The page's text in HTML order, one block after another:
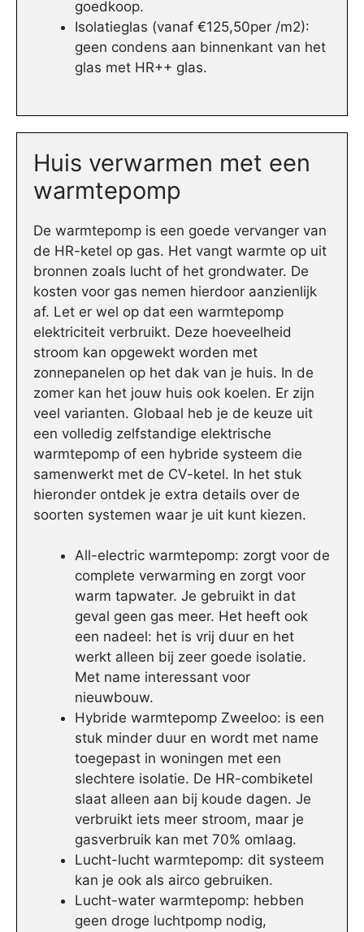
goedkoop.
Isolatieglas (vanaf €125,50per /m2):
geen condens aan binnenkant van het
glas met HR++ glas.
Huis verwarmen met een
warmtepomp
De warmtepomp is een goede vervanger van
de HR-ketel op gas. Het vangt warmte op uit
bronnen zoals lucht of het grondwater. De
kosten voor gas nemen hierdoor aanzienlijk
af. Let er wel op dat een warmtepomp
elektriciteit verbruikt. Deze hoeveelheid
stroom kan opgewekt worden met
zonnepanelen op het dak van je huis. In de
zomer kan het jouw huis ook koelen. Er zijn
veel varianten. Globaal heb je de keuze uit
een volledig zelfstandige elektrische
warmtepomp of een hybride systeem die
samenwerkt met de CV-ketel. In het stuk
hieronder ontdek je extra details over de
soorten systemen waar je uit kunt kiezen.
All-electric warmtepomp: zorgt voor de
complete verwarming en zorgt voor
warm tapwater. Je gebruikt in dat
geval geen gas meer. Het heeft ook
een nadeel: het is vrij duur en het
werkt alleen bij zeer goede isolatie.
Met name interessant voor
nieuwbouw.
Hybride warmtepomp Zweeloo: is een
stuk minder duur en wordt met name
toegepast in woningen met een
slechtere isolatie. De HR-combiketel
slaat alleen aan bij koude dagen. Je
verbruikt iets meer stroom, maar je
gasverbruik kan met 70% omlaag.
Lucht-lucht warmtepomp: dit systeem
kan je ook als airco gebruiken.
Lucht-water warmtepomp: hebben
geen droge luchtpomp nodig,